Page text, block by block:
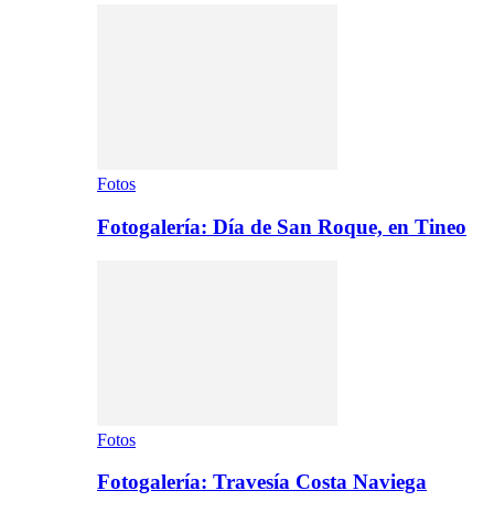
Fotos
Fotogalería: Día de San Roque, en Tineo
Fotos
Fotogalería: Travesía Costa Naviega